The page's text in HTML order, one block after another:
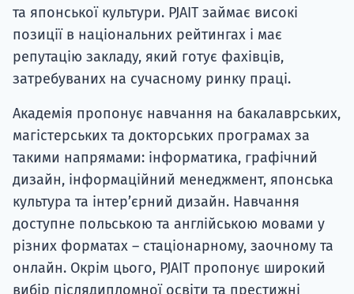
та японської культури. PJAIT займає високі
позиції в національних рейтингах і має
репутацію закладу, який готує фахівців,
затребуваних на сучасному ринку праці.
Академія пропонує навчання на бакалаврських,
магістерських та докторських програмах за
такими напрямами: інформатика, графічний
дизайн, інформаційний менеджмент, японська
культура та інтер’єрний дизайн. Навчання
доступне польською та англійською мовами у
різних форматах – стаціонарному, заочному та
онлайн. Окрім цього, PJAIT пропонує широкий
вибір післядипломної освіти та престижні